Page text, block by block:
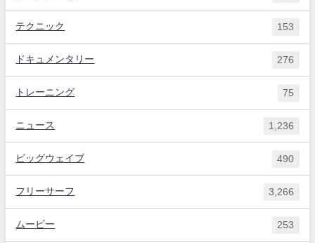
テクニック 153
ドキュメンタリー 276
トレーニング 75
ニュース 1,236
ビッグウェイブ 490
フリーサーフ 3,266
ムービー 253